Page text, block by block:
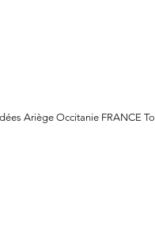
Ariège Occitanie FRANCE